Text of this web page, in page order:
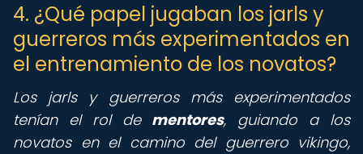
4. ¿Qué papel jugaban los jarls y
guerreros más experimentados en
el entrenamiento de los novatos?
Los jarls y guerreros más experimentados
tenían el rol de mentores, guiando a los
novatos en el camino del guerrero vikingo,